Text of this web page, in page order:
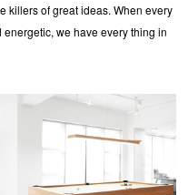
killers of great ideas. When every
we have every thing in